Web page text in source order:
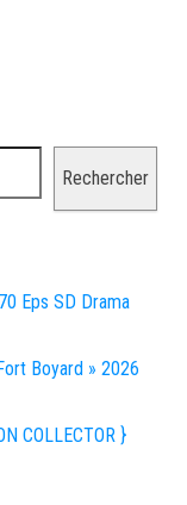
Rechercher
Eps SD Drama
Boyard » 2026
COLLECTOR }